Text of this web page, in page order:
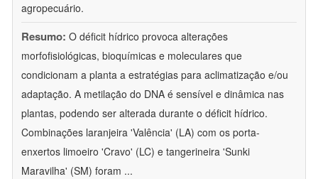
agropecuário.
Resumo: O déficit hídrico provoca alterações
morfofisiológicas, bioquímicas e moleculares que
condicionam a planta a estratégias para aclimatização e/ou
adaptação. A metilação do DNA é sensível e dinâmica nas
plantas, podendo ser alterada durante o déficit hídrico.
Combinações laranjeira 'Valência' (LA) com os porta-
enxertos limoeiro 'Cravo' (LC) e tangerineira 'Sunki
Maravilha' (SM) foram ...